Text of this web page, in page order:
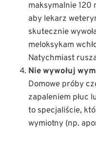
maksymalnie 120
aby lekarz
skutecznie
meloksykam
Natychmiast
Nie wywołuj
Domowe próby
zapaleniem płuc
to specjaliście,
wymiotny (np.